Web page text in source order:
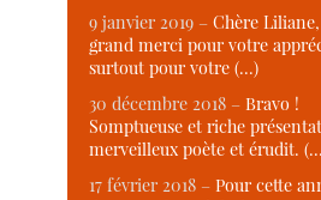
9 janvier 2019 –Chère
grand merci pour votre
surtout pour votre (…)
30 décembre 2018 –Bravo !
Somptueuse et riche
merveilleux poète et érudit.
17 février 2018 –Pour cette